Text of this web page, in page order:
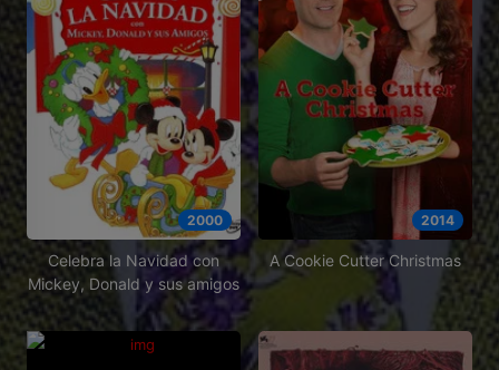
2000
Celebra la Navidad con
Mickey, Donald y sus amigos
2014
A Cookie Cutter Christmas